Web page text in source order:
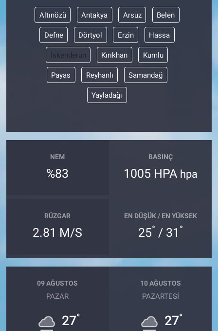
Altınözü Antakya Arsuz Belen
Defne Dörtyol Erzin Hassa
İskenderun Kırıkhan Kumlu
Payas Reyhanlı Samandağ
Yayladağı
NEM
%83
BASINÇ
1005 HPA hpa
RÜZGAR
2.81 M/S
EN DÜŞÜK / EN YÜKSEK
25° / 31 °
09 AĞUSTOS
PAZAR
27°
10 AĞUSTOS
PAZARTESI
27°